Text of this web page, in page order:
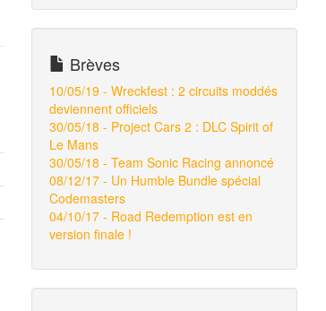
Brèves
10/05/19 - Wreckfest : 2 circuits moddés
deviennent officiels
30/05/18 - Project Cars 2 : DLC Spirit of
Le Mans
30/05/18 - Team Sonic Racing annoncé
08/12/17 - Un Humble Bundle spécial
Codemasters
04/10/17 - Road Redemption est en
version finale !